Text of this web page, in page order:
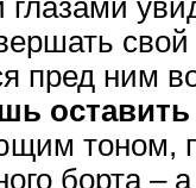
глазами
пред ним
тоном,
борта –